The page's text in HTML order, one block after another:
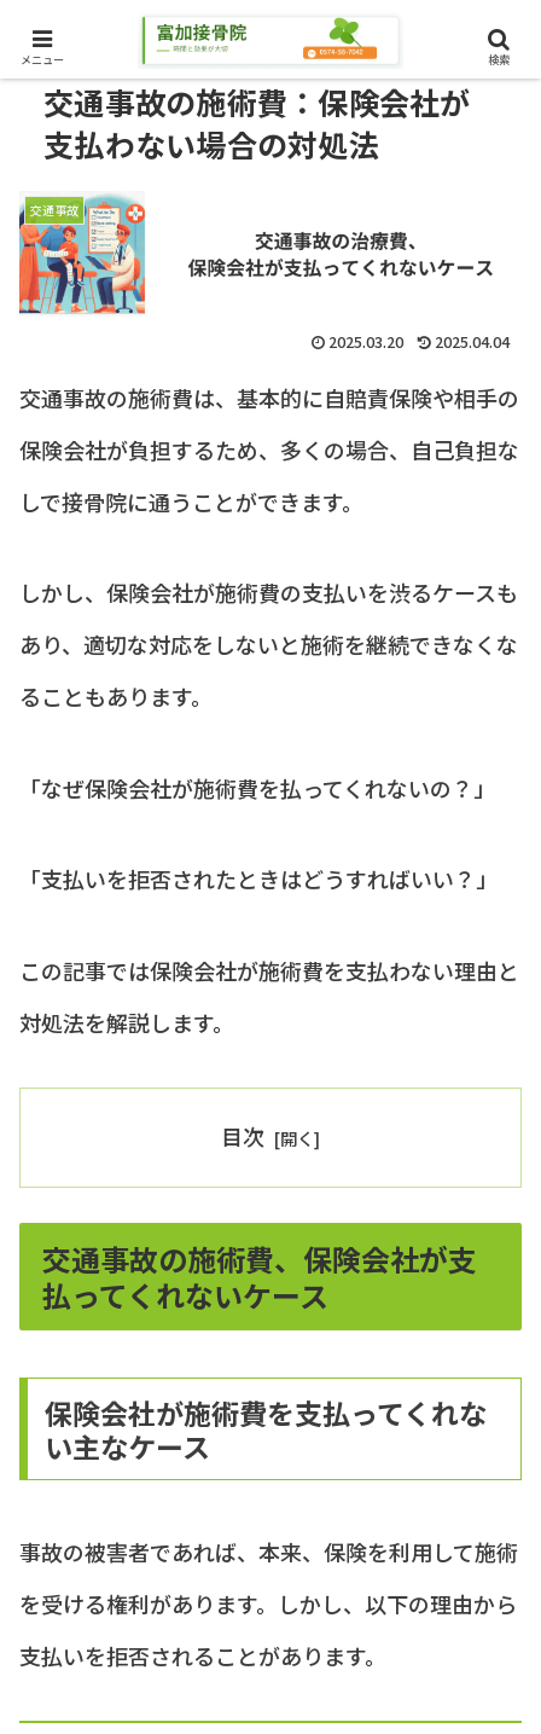
交通事故の施術費：保険会社が
支払わない場合の対処法
交通事故
2025.03.20 2025.04.04
交通事故の施術費は、基本的に自賠責保険や相手の
保険会社が負担するため、多くの場合、自己負担な
しで接骨院に通うことができます。
しかし、保険会社が施術費の支払いを渋るケースも
あり、適切な対応をしないと施術を継続できなくな
ることもあります。
「なぜ保険会社が施術費を払ってくれないの？」
「支払いを拒否されたときはどうすればいい？」
この記事では保険会社が施術費を支払わない理由と
対処法を解説します。
目次
交通事故の施術費、保険会社が支
払ってくれないケース
保険会社が施術費を支払ってくれな
い主なケース
事故の被害者であれば、本来、保険を利用して施術
を受ける権利があります。しかし、以下の理由から
支払いを拒否されることがあります。
メニュー 検索